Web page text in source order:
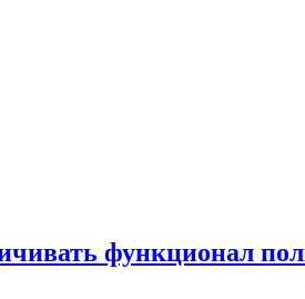
функционал